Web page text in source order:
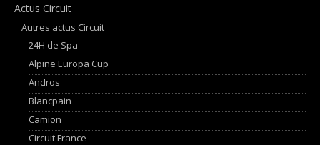
Actus Circuit
Autres actus Circuit
24H de Spa
Alpine Europa Cup
Andros
Blancpain
Camion
Circuit France